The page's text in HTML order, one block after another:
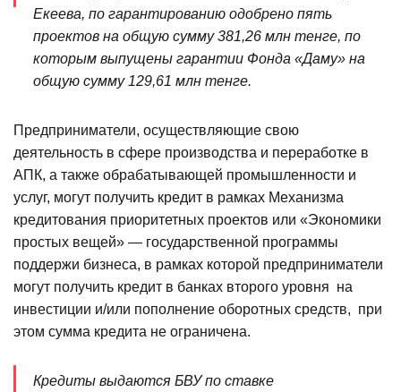
Екеева, по гарантированию одобрено пять
проектов на общую сумму 381,26 млн тенге, по
которым выпущены гарантии Фонда «Даму» на
общую сумму 129,61 млн тенге.
Предприниматели, осуществляющие свою
деятельность в сфере производства и переработке в
АПК, а также обрабатывающей промышленности и
услуг, могут получить кредит в рамках Механизма
кредитования приоритетных проектов или «Экономики
простых вещей» — государственной программы
поддержи бизнеса, в рамках которой предприниматели
могут получить кредит в банках второго уровня на
инвестиции и/или пополнение оборотных средств, при
этом сумма кредита не ограничена.
Кредиты выдаются БВУ по ставке